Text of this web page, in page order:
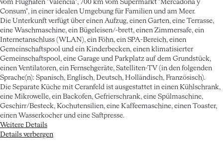
vom Flughafen "Valencia", 700 km vom Supermarkt "Mercadona y
Consum", in einer idealen Umgebung für Familien und am Meer.
Die Unterkunft verfügt über einen Aufzug, einen Garten, eine Terrasse,
eine Waschmaschine, ein Bügeleisen/-brett, einen Zimmersafe, ein
Internetanschluss (WLAN), ein Föhn, ein SPA-Bereich, einen
Gemeinschaftspool und ein Kinderbecken, einen klimatisierter
Gemeinschaftspool, eine Garage und Parkplatz auf dem Grundstück,
einen Ventilatoren, ein Fernsehgeräte, Satelliten-TV (in den folgenden
Sprache(n): Spanisch, Englisch, Deutsch, Holländisch, Französisch).
Die Separate Küche mit Ceranfeld ist ausgestattet in einen Kühlschrank,
eine Mikrowelle, ein Backofen, Gefrierschrank, eine Spülmaschine,
Geschirr/Besteck, Kochutensilien, eine Kaffeemaschine, einen Toaster,
einen Wasserkocher und eine Saftpresse.
Weitere Details
Details verbergen